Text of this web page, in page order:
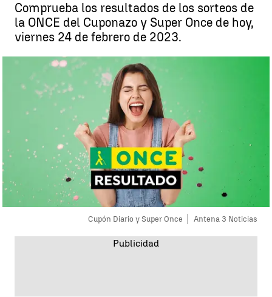
Comprueba los resultados de los sorteos de
la ONCE del Cuponazo y Super Once de hoy,
viernes 24 de febrero de 2023.
Cupón Diario y Super Once Antena 3 Noticias